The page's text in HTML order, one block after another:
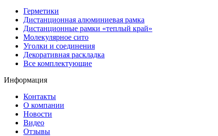
Герметики
Дистанционная алюминиевая рамка
Дистанционные рамки «теплый край»
Молекулярное сито
Уголки и соединения
Декоративная раскладка
Все комплектующие
Информация
Контакты
О компании
Новости
Видео
Отзывы